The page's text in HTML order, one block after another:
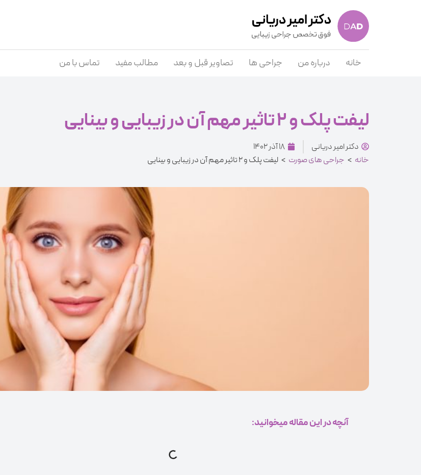
خانه درباره من جراحی ها تصاویر قبل و بعد مطالب مفید تماس با من
لیفت پلک و 2 تاثیر مهم آن در زیبایی و بینایی
دکتر امیر دریانی
18 آذر 1402
خانه > جراحی های صورت > لیفت پلک و 2 تاثیر مهم آن در زیبایی و بینایی
آنچه در این مقاله میخوانید: